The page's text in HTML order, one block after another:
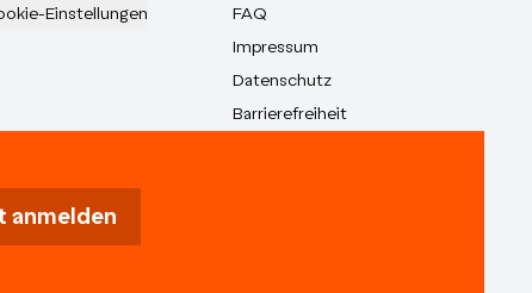
Einstellungen
FAQ
Impressum
Datenschutz
Barrierefreiheit
anmelden